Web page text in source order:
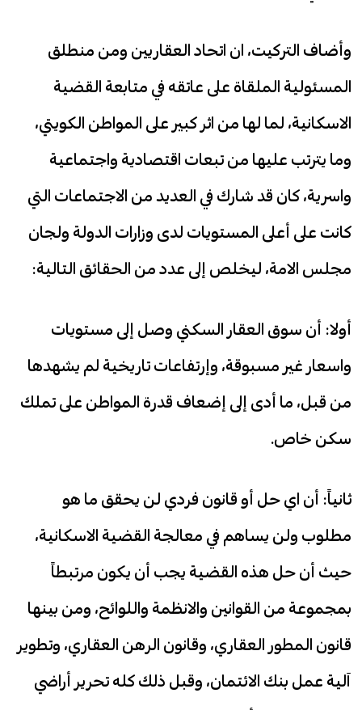
وأضاف التركيت، ان اتحاد العقاريين ومن منطلق
المسئولية الملقاة على عاتقه في متابعة القضية
الاسكانية، لما لها من اثر كبير على المواطن الكويتي،
وما يترتب عليها من تبعات اقتصادية واجتماعية
واسرية، كان قد شارك في العديد من الاجتماعات التي
كانت على أعلى المستويات لدى وزارات الدولة ولجان
مجلس الامة، ليخلص إلى عدد من الحقائق التالية:
أولا: أن سوق العقار السكني وصل إلى مستويات
واسعار غير مسبوقة، وإرتفاعات تاريخية لم يشهدها
من قبل، ما أدى إلى إضعاف قدرة المواطن على تملك
سكن خاص.
ثانياً: أن اي حل أو قانون فردي لن يحقق ما هو
مطلوب ولن يساهم في معالجة القضية الاسكانية،
حيث أن حل هذه القضية يجب أن يكون مرتبطاً
بمجموعة من القوانين والانظمة واللوائح، ومن بينها
قانون المطور العقاري، وقانون الرهن العقاري، وتطوير
آلية عمل بنك الائتمان، وقبل ذلك كله تحرير أراضي